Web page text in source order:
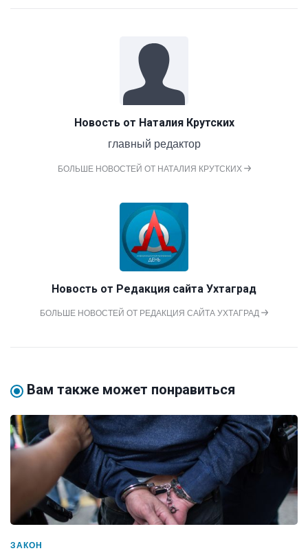
Новость от Наталия Крутских
главный редактор
БОЛЬШЕ НОВОСТЕЙ ОТ НАТАЛИЯ КРУТСКИХ
Новость от Редакция сайта Ухтаград
БОЛЬШЕ НОВОСТЕЙ ОТ РЕДАКЦИЯ САЙТА УХТАГРАД
Вам также может понравиться
ЗАКОН